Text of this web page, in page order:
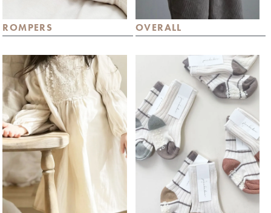
ROMPERS OVERALL